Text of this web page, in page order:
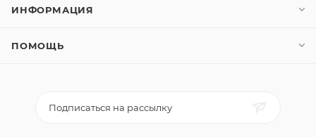
ИНФОРМАЦИЯ
ПОМОЩЬ
Подписаться на рассылку